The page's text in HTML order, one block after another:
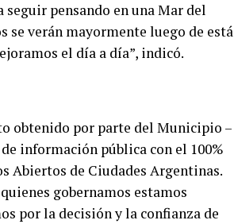
pensando en una Mar del
se verán mayormente luego de está
el día a día”, indicó.
obtenido por parte del Municipio –
información pública con el 100%
Abiertos de Ciudades Argentinas.
gobernamos estamos
por la decisión y la confianza de